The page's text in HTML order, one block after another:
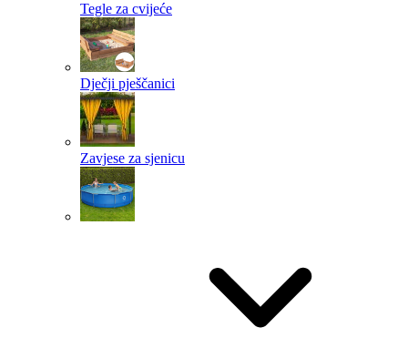
Tegle za cvijeće
Dječji pješčanici
Zavjese za sjenicu